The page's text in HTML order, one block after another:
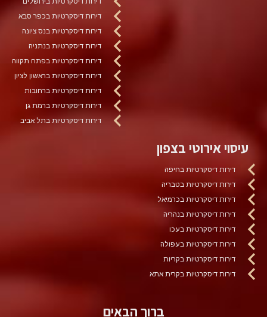
דירות דיסקרטיות בכפר סבא
דירות דיסקרטיות בנס ציונה
דירות דיסקרטיות בנתניה
דירות דיסקרטיות בפתח תקווה
דירות דיסקרטיות בראשון לציון
דירות דיסקרטיות ברחובות
דירות דיסקרטיות ברמת גן
דירות דיסקרטיות בתל אביב
עיסוי אירוטי בצפון
דירות דיסקרטיות בחיפה
דירות דיסקרטיות בטבריה
דירות דיסקרטיות בכרמיאל
דירות דיסקרטיות בנהריה
דירות דיסקרטיות בעכו
דירות דיסקרטיות בעפולה
דירות דיסקרטיות בקריות
דירות דיסקרטיות בקרית אתא
ברוך הבאים